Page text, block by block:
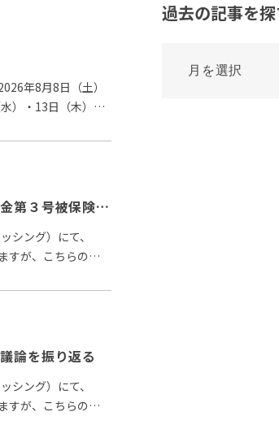
年8月8日（土）
）・13日（木）・
更新：『ハマの労務コンサル短信』No.41 改めて国民年金第３号被保険者制度を考える
シング）にて、
すが、こちらの記
論を振り返る
シング）にて、
すが、こちらの記
過去の記事を